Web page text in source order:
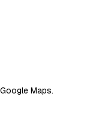
Maps.